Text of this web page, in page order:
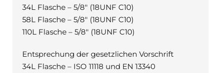
34L Flasche – 5/8″ (18UNF C10)
58L Flasche – 5/8″ (18UNF C10)
110L Flasche – 5/8″ (18UNF C10)
Entsprechung der gesetzlichen Vorschrift
34L Flasche – ISO 11118 und EN 13340